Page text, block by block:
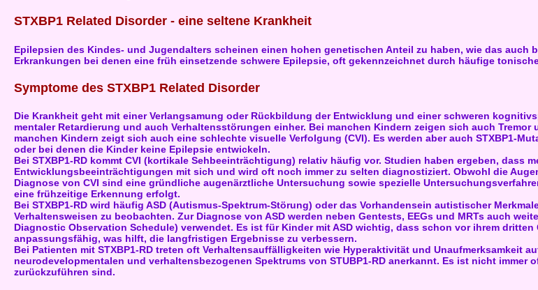
STXBP1 Related Disorder - eine seltene Krankheit
Epilepsien des Kindes- und Jugendalters scheinen einen hohen genetischen Anteil zu haben, wie das auch
Erkrankungen bei denen eine früh einsetzende schwere Epilepsie, oft gekennzeichnet durch häufige
Symptome des STXBP1 Related Disorder
Die Krankheit geht mit einer Verlangsamung oder Rückbildung der Entwicklung und einer schweren
mentaler Retardierung und auch Verhaltensstörungen einher. Bei manchen Kindern zeigen sich auch
manchen Kindern zeigt sich auch eine schlechte visuelle Verfolgung (CVI). Es werden aber auch STXBP1-
oder bei denen die Kinder keine Epilepsie entwickeln.
Bei STXBP1-RD kommt CVI (kortikale Sehbeeinträchtigung) relativ häufig vor. Studien haben ergeben,
Entwicklungsbeeinträchtigungen mit sich und wird oft noch immer zu selten diagnostiziert. Obwohl die
Diagnose von CVI sind eine gründliche augenärztliche Untersuchung sowie spezielle
eine frühzeitige Erkennung erfolgt.
Bei STXBP1-RD wird häufig ASD (Autismus-Spektrum-Störung) oder das Vorhandensein autistischer
Verhaltensweisen zu beobachten. Zur Diagnose von ASD werden neben Gentests, EEGs und MRTs auch
Diagnostic Observation Schedule) verwendet. Es ist für Kinder mit ASD wichtig, dass schon vor ihrem
anpassungsfähig, was hilft, die langfristigen Ergebnisse zu verbessern.
Bei Patienten mit STXBP1-RD treten oft Verhaltensauffälligkeiten wie Hyperaktivität und Unaufmerksamkeit
neurodevelopmentalen und verhaltensbezogenen Spektrums von STUBP1-RD anerkannt. Es ist nicht immer
zurückzuführen sind.